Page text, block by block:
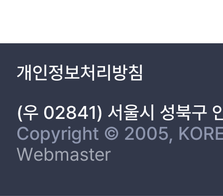
개인정보처리방침
(우 02841) 서울시 성북구
Copyright © 2005,
Webmaster